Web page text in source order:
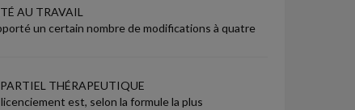
AU TRAVAIL
un certain nombre de modifications à quatre
THÉRAPEUTIQUE
est, selon la formule la plus